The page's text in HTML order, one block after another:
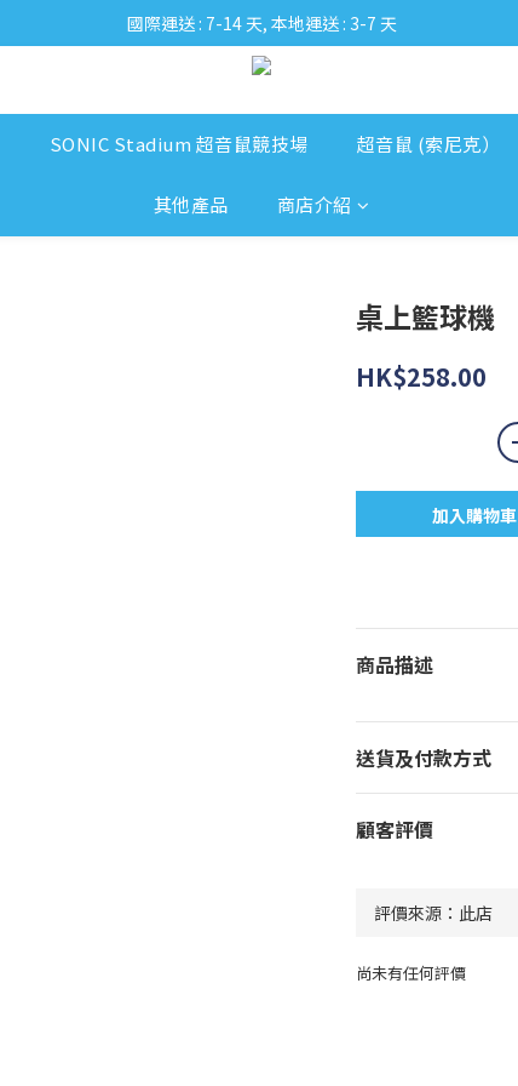
國際運送 : 7-14 天, 本地運送 : 3-7 天
SONIC Stadium 超音鼠競技場 超音鼠 (索尼克）
其他產品 商店介紹
桌上籃球機
HK$258.00
加入購物車
商品描述
送貨及付款方式
顧客評價
尚未有任何評價